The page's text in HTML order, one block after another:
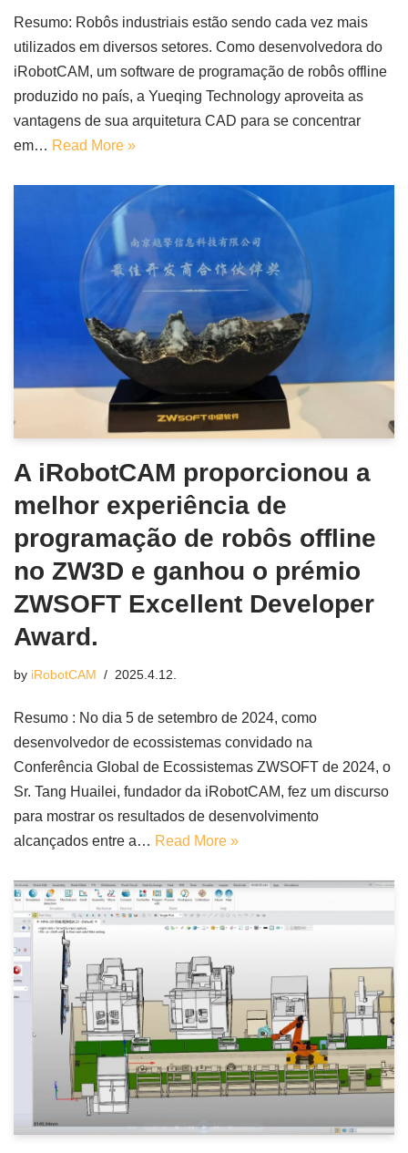
Resumo: Robôs industriais estão sendo cada vez mais
utilizados em diversos setores. Como desenvolvedora do
iRobotCAM, um software de programação de robôs offline
produzido no país, a Yueqing Technology aproveita as
vantagens de sua arquitetura CAD para se concentrar
em… Read More »
A iRobotCAM proporcionou a
melhor experiência de
programação de robôs offline
no ZW3D e ganhou o prémio
ZWSOFT Excellent Developer
Award.
by iRobotCAM 2025.4.12.
Resumo : No dia 5 de setembro de 2024, como
desenvolvedor de ecossistemas convidado na
Conferência Global de Ecossistemas ZWSOFT de 2024, o
Sr. Tang Huailei, fundador da iRobotCAM, fez um discurso
para mostrar os resultados de desenvolvimento
alcançados entre a… Read More »